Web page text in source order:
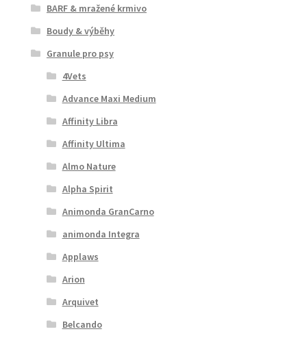
BARF & mražené krmivo
Boudy & výběhy
Granule pro psy
4Vets
Advance Maxi Medium
Affinity Libra
Affinity Ultima
Almo Nature
Alpha Spirit
Animonda GranCarno
animonda Integra
Applaws
Arion
Arquivet
Belcando